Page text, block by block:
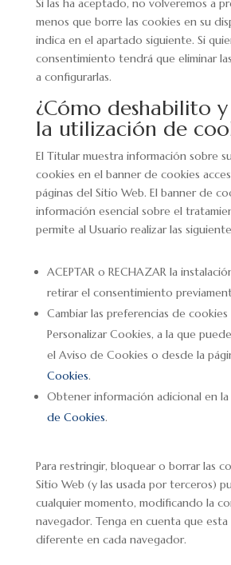
Si las ha aceptado, no volveremos a
menos que borre las cookies en su
indica en el apartado siguiente. Si
consentimiento tendrá que eliminar
a configurarlas.
¿Cómo deshabilito
la utilización de
El Titular muestra información sobre
cookies en el banner de cookies
páginas del Sitio Web. El banner de
información esencial sobre el
permite al Usuario realizar las
ACEPTAR o RECHAZAR la
retirar el consentimiento
Cambiar las preferencias de
Personalizar Cookies, a la que
el Aviso de Cookies o desde la
Cookies.
Obtener información adicional en la
de Cookies.
Para restringir, bloquear o borrar las
Sitio Web (y las usada por terceros)
cualquier momento, modificando la
navegador. Tenga en cuenta que
diferente en cada navegador.